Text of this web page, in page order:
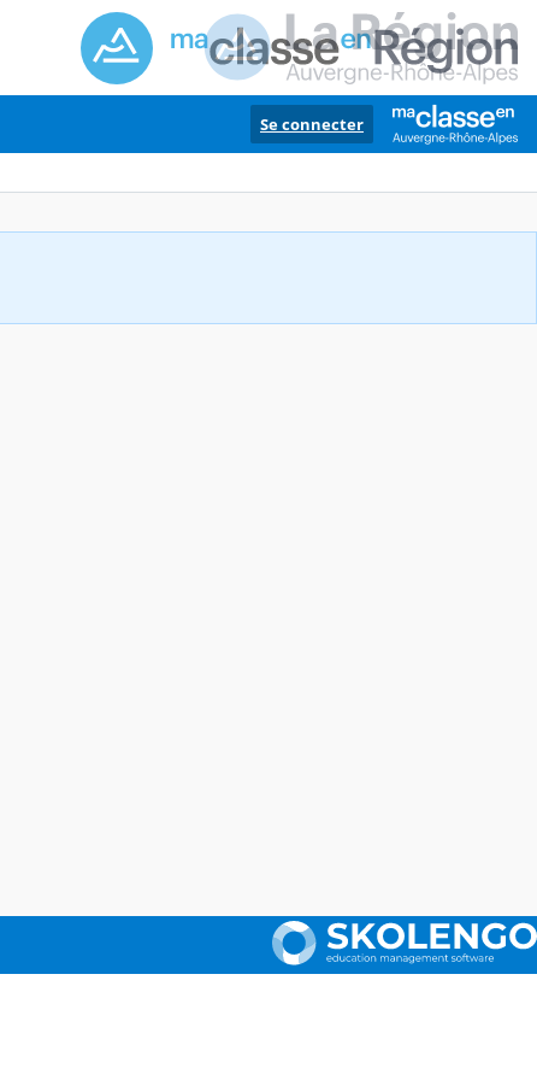
Se connecter